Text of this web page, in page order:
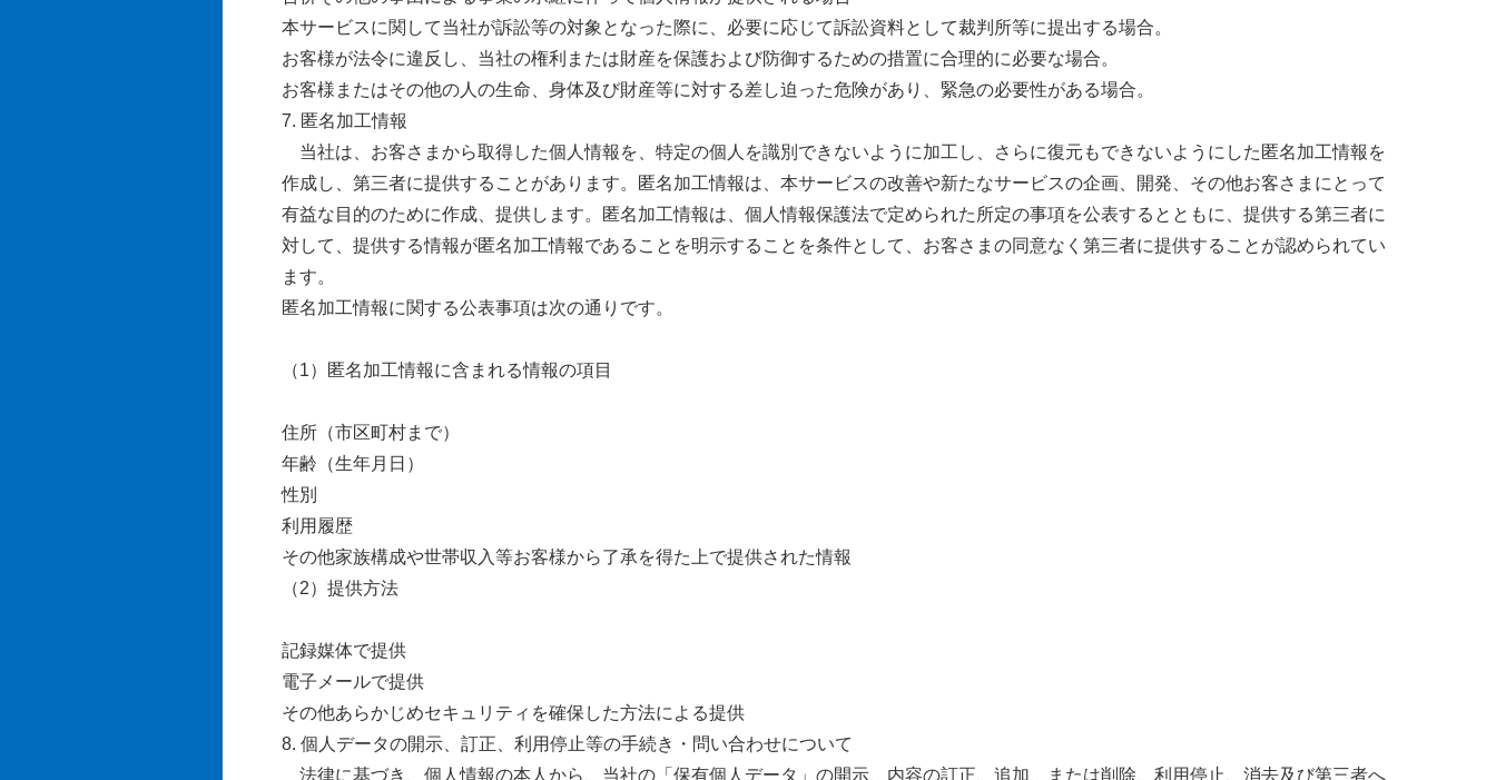
本サービスに関して当社が訴訟等の対象となった際に、必要に応じて訴訟資料として裁判所等に提出する場合。
お客様が法令に違反し、当社の権利または財産を保護および防御するための措置に合理的に必要な場合。
お客様またはその他の人の生命、身体及び財産等に対する差し迫った危険があり、緊急の必要性がある場合。
7. 匿名加工情報
当社は、お客さまから取得した個人情報を、特定の個人を識別できないように加工し、さらに復元もできないようにした匿名加工情報を
作成し、第三者に提供することがあります。匿名加工情報は、本サービスの改善や新たなサービスの企画、開発、その他お客さまにとって
有益な目的のために作成、提供します。匿名加工情報は、個人情報保護法で定められた所定の事項を公表するとともに、提供する第三者に
対して、提供する情報が匿名加工情報であることを明示することを条件として、お客さまの同意なく第三者に提供することが認められてい
ます。
匿名加工情報に関する公表事項は次の通りです。
（1）匿名加工情報に含まれる情報の項目
住所（市区町村まで）
年齢（生年月日）
性別
利用履歴
その他家族構成や世帯収入等お客様から了承を得た上で提供された情報
（2）提供方法
記録媒体で提供
電子メールで提供
その他あらかじめセキュリティを確保した方法による提供
8. 個人データの開示、訂正、利用停止等の手続き・問い合わせについて
法律に基づき、個人情報の本人から、当社の「保有個人データ」の開示、内容の訂正、追加、または削除、利用停止、消去及び第三者へ